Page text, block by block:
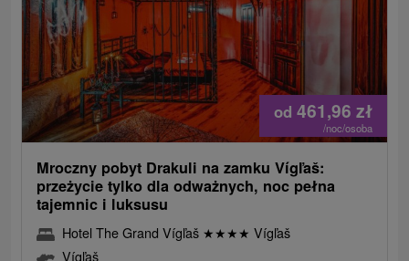
od 461,96 zł
/noc/osoba
Mroczny pobyt Drakuli na zamku Vígľaš:
przeżycie tylko dla odważnych, noc pełna
tajemnic i luksusu
Hotel The Grand Vígľaš ★★★★ Vígľaš
Vígľaš